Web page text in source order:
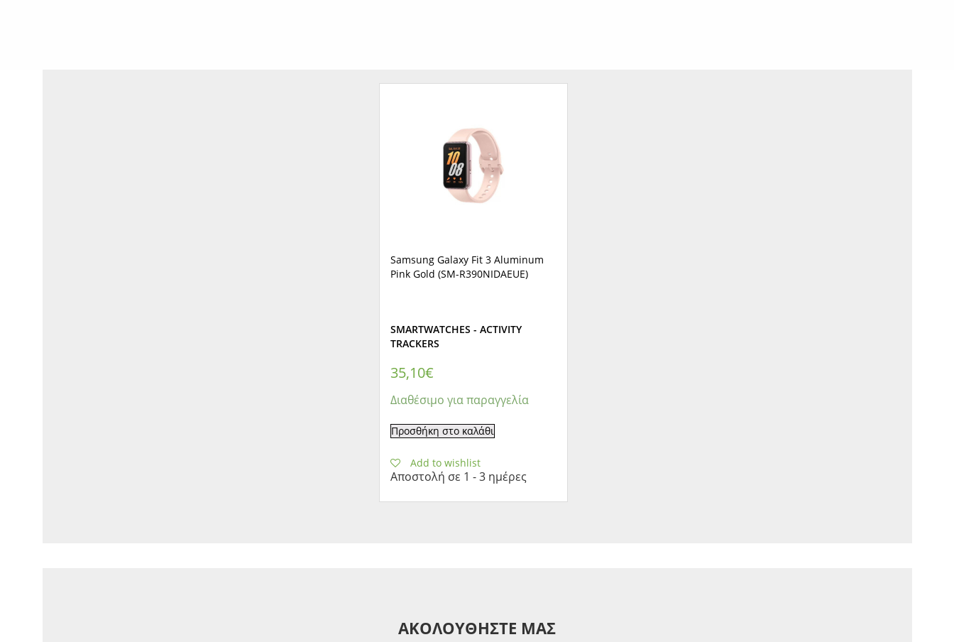
Samsung Galaxy Fit 3 Aluminum
Pink Gold (SM-R390NIDAEUE)
SMARTWATCHES - ACTIVITY
TRACKERS
35,10€
Διαθέσιμο για παραγγελία
Προσθήκη στο καλάθι
Add to wishlist
Αποστολή σε 1 - 3 ημέρες
ΑΚΟΛΟΥΘΗΣΤΕ ΜΑΣ